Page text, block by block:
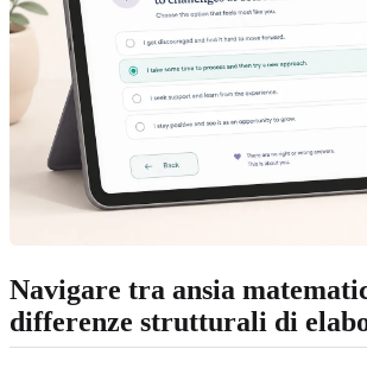
Navigare tra ansia
differenze strutturali di